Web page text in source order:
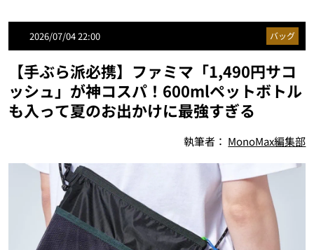
2026/07/04 22:00 バッグ
【手ぶら派必携】ファミマ「1,490円サコ
ッシュ」が神コスパ！600mlペットボトル
も入って夏のお出かけに最強すぎる
執筆者： MonoMax編集部